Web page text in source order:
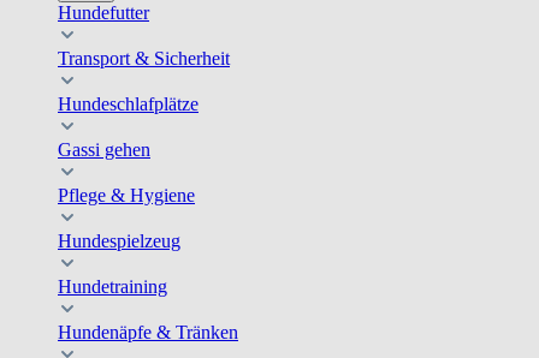
Hundefutter
Transport & Sicherheit
Hundeschlafplätze
Gassi gehen
Pflege & Hygiene
Hundespielzeug
Hundetraining
Hundenäpfe & Tränken